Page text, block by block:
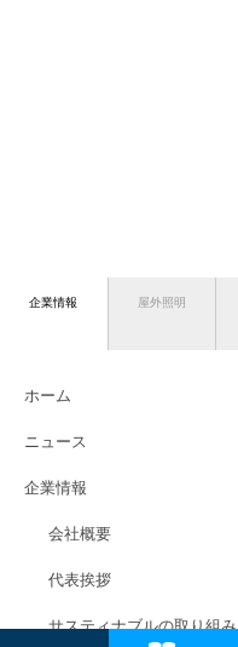
企業情報 屋外照明
ホーム
ニュース
企業情報
会社概要
代表挨拶
サスティナブルの取り組み